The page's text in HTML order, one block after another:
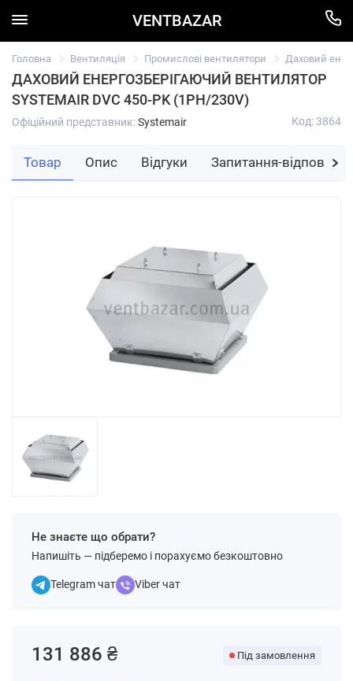
VENTBAZAR
Головна Вентиляція Промислові вентилятори Даховий
ДАХОВИЙ ЕНЕРГОЗБЕРІГАЮЧИЙ ВЕНТИЛЯТОР
SYSTEMAIR DVC 450-PK (1PH/230V)
Офіційний представник:Systemair Код: 3864
Не знаєте що обрати?
Напишіть — підберемо і порахуємо безкоштовно
Telegram чат Viber чат
131 886 ₴ Під замовлення
Товар Опис Відгуки Запитання-відповідь